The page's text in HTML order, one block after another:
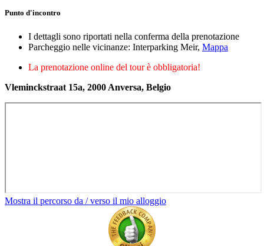
Punto d'incontro
I dettagli sono riportati nella conferma della prenotazione
Parcheggio nelle vicinanze: Interparking Meir, Mappa
La prenotazione online del tour è obbligatoria!
Vleminckstraat 15a, 2000 Anversa, Belgio
Mostra il percorso da / verso il mio alloggio